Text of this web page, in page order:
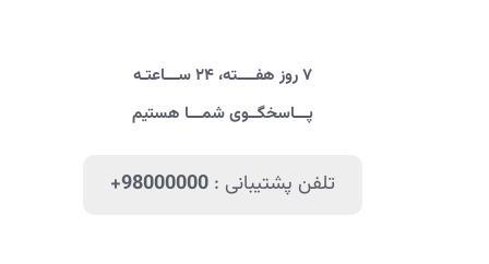
۷ روز هفــــته، ۲۴ ســـاعتـه
پـــاسخگــوی شمـــا هستیم
تلفن پشتیبانی : +98000000